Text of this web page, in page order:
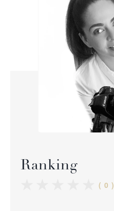
Ranking
( 0 )